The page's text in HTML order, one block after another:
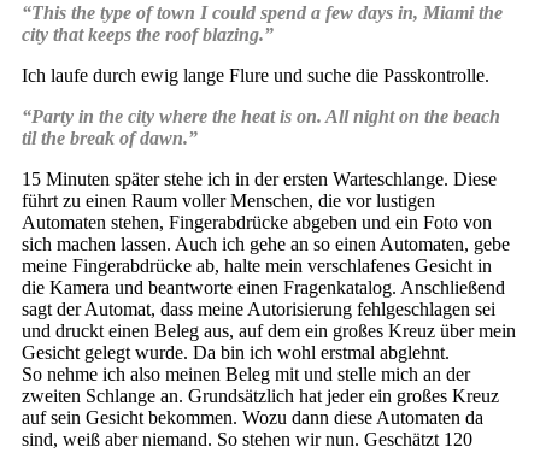
“This the type of town I could spend a few days in, Miami the
city that keeps the roof blazing.”
Ich laufe durch ewig lange Flure und suche die Passkontrolle.
“Party in the city where the heat is on. All night on the beach
til the break of dawn.”
15 Minuten später stehe ich in der ersten Warteschlange. Diese
führt zu einen Raum voller Menschen, die vor lustigen
Automaten stehen, Fingerabdrücke abgeben und ein Foto von
sich machen lassen. Auch ich gehe an so einen Automaten, gebe
meine Fingerabdrücke ab, halte mein verschlafenes Gesicht in
die Kamera und beantworte einen Fragenkatalog. Anschließend
sagt der Automat, dass meine Autorisierung fehlgeschlagen sei
und druckt einen Beleg aus, auf dem ein großes Kreuz über mein
Gesicht gelegt wurde. Da bin ich wohl erstmal abglehnt.
So nehme ich also meinen Beleg mit und stelle mich an der
zweiten Schlange an. Grundsätzlich hat jeder ein großes Kreuz
auf sein Gesicht bekommen. Wozu dann diese Automaten da
sind, weiß aber niemand. So stehen wir nun. Geschätzt 120